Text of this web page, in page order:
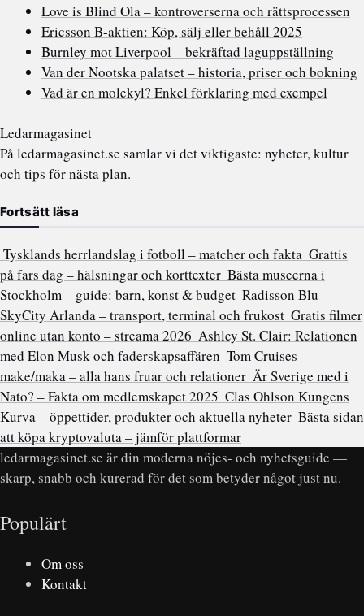
Love is Blind Ola – kontroverserna och rättsprocessen
Ericsson B-aktien: Köp, sälj eller behåll 2025
Burnley mot Liverpool – bekräftad laguppställning
Van der Nootska palatset – historia, priser och bokning
Vad är en molekyl? Enkel förklaring med exempel
Ledarmagasinet
På ledarmagasinet.se samlar vi det viktigaste: nyheter, kultur
och tips för nästa plan.
Fortsätt läsa
Tysklands herrlandslag i fotboll – matcher och fakta Grattis
på fars dag – hälsningar och korttexter Bästa museerna i
Stockholm – guide: barn, konst & budget Radisson Blu
SkyCity Arlanda – transport, terminal och frukost Gratis filmer
online utan konto – streama 2026 Ashley St. Clair: Relationen
med Elon Musk och faderskapsaffären Tom Cruises
make/maka – alla hans fruar och relationer Är Sverige med i
Nato? – Fakta om medlemskapet 2025 Clas Ohlson Kungens
Kurva – öppettider, produkter och aktuella nyheter Bästa sidan
att köpa kryptovaluta – jämför plattformar
ledarmagasinet.se är din moderna nöjes- och nyhetsguide —
skarp, snabb och kurerad för det som betyder något just nu.
Populärt
Om oss
Kontakt